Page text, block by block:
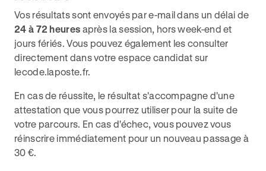
Vos résultats sont envoyés par e-mail dans un délai de
24 à 72 heures après la session, hors week-end et
jours fériés. Vous pouvez également les consulter
directement dans votre espace candidat sur
lecode.laposte.fr.
En cas de réussite, le résultat s'accompagne d'une
attestation que vous pourrez utiliser pour la suite de
votre parcours. En cas d'échec, vous pouvez vous
réinscrire immédiatement pour un nouveau passage à
30 €.